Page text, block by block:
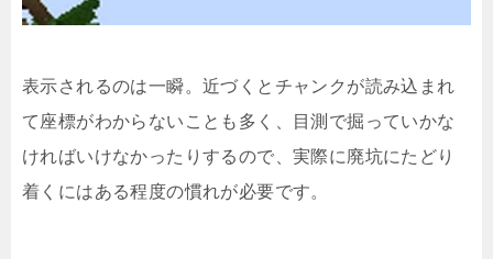
表示されるのは一瞬。近づくとチャンクが読み込まれ
て座標がわからないことも多く、目測で掘っていかな
ければいけなかったりするので、実際に廃坑にたどり
着くにはある程度の慣れが必要です。